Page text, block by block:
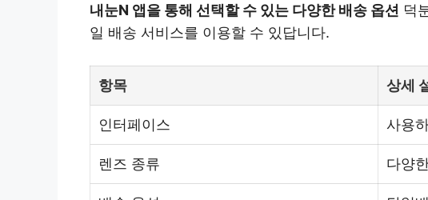
내눈N 앱을 통해 선택할 수 있는 다양한 배송 옵션 덕
일 배송 서비스를 이용할 수 있답니다.
항목 상세
인터페이스 사용
렌즈 종류 다양